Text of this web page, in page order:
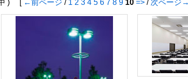
中 ) [ ←前ページ / 1 2 3 4 5 6 7 8 9 10 =>/ 次ページ→